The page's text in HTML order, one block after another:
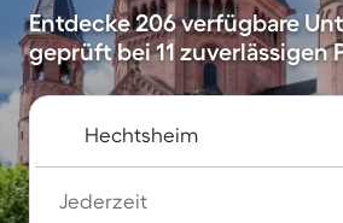
Entdecke 206 verfügbare
geprüft bei 11 zuverlässigen
Jederzeit